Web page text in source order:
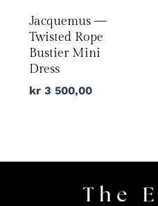
Jacquemus —
Twisted Rope
Bustier Mini
Dress
kr3 500,00